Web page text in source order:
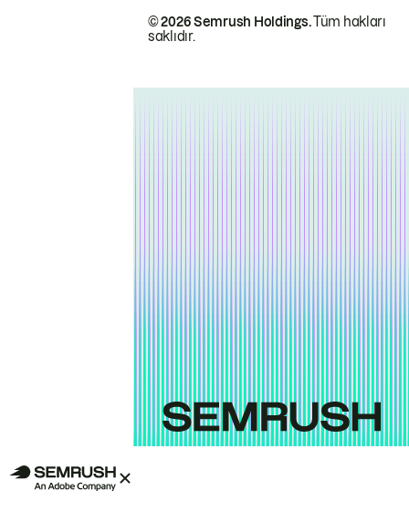
© 2026 Semrush Holdings.Tüm hakları
saklıdır.